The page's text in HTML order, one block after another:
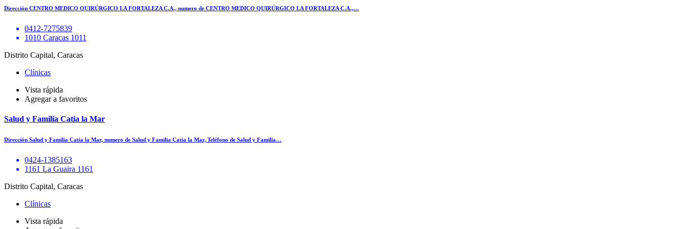
Dirección CENTRO MEDICO QUIRÚRGICO LA FORTALEZA C.A., numero de CENTRO MEDICO QUIRÚRGICO LA FORTALEZA C.A.,…
0412-7275839
1010 Caracas 1011
Distrito Capital, Caracas
Clínicas
Vista rápida
Agregar a favoritos
Salud y Familia Catia la Mar
Dirección Salud y Familia Catia la Mar, numero de Salud y Familia Catia la Mar, Teléfono de Salud y Familia…
0424-1385163
1161 La Guaira 1161
Distrito Capital, Caracas
Clínicas
Vista rápida